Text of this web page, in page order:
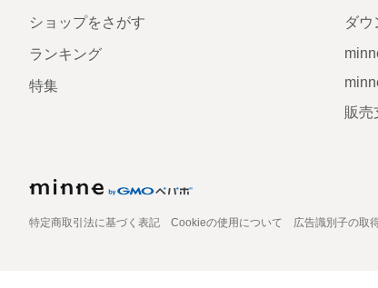
ショップをさがす
ランキング
特集
ダウ
販売
特定商取引法に基づく表記 Cookieの使用について 広告識別子の取